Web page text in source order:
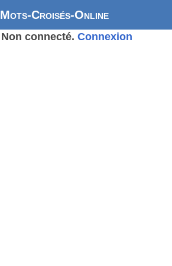
Mots-Croisés-Online
Non connecté. Connexion